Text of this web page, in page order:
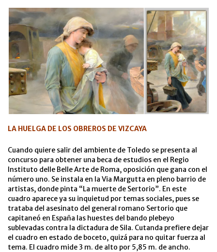
LA HUELGA DE LOS OBREROS DE VIZCAYA
Cuando quiere salir del ambiente de Toledo se presenta al
concurso para obtener una beca de estudios en el Regio
Instituto delle Belle Arte de Roma, oposición que gana con el
número uno. Se instala en la Via Margutta en pleno barrio de
artistas, donde pinta “La muerte de Sertorio”. En este
cuadro aparece ya su inquietud por temas sociales, pues se
trataba del asesinato del general romano Sertorio que
capitaneó en España las huestes del bando plebeyo
sublevadas contra la dictadura de Sila. Cutanda prefiere dejar
el cuadro en estado de boceto, quizá para no quitar fuerza al
tema. El cuadro mide 3 m. de alto por 5,85 m. de ancho.